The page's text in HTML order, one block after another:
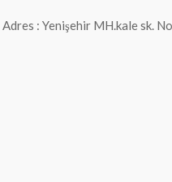
Adres : Yenişehir MH.kale sk.